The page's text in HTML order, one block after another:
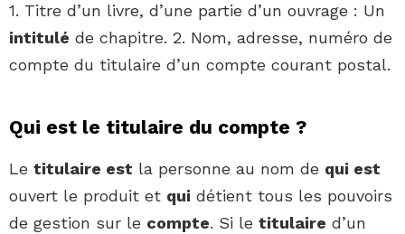
1. Titre d’un livre, d’une partie d’un ouvrage : Un
intitulé de chapitre. 2. Nom, adresse, numéro de
compte du titulaire d’un compte courant postal.
Qui est le titulaire du compte ?
Le titulaire est la personne au nom de qui est
ouvert le produit et qui détient tous les pouvoirs
de gestion sur le compte. Si le titulaire d’un